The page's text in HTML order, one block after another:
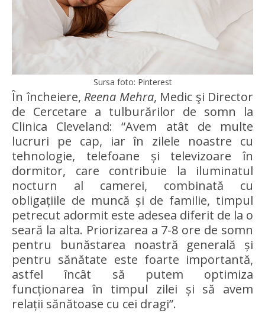
Sursa foto: Pinterest
În încheiere, Reena Mehra, Medic şi Director
de Cercetare a tulburărilor de somn la
Clinica Cleveland: “Avem atât de multe
lucruri pe cap, iar în zilele noastre cu
tehnologie, telefoane și televizoare în
dormitor, care contribuie la iluminatul
nocturn al camerei, combinată cu
obligațiile de muncă și de familie, timpul
petrecut adormit este adesea diferit de la o
seară la alta. Priorizarea a 7-8 ore de somn
pentru bunăstarea noastră generală și
pentru sănătate este foarte importantă,
astfel încât să putem optimiza
funcționarea în timpul zilei și să avem
relații sănătoase cu cei dragi”.